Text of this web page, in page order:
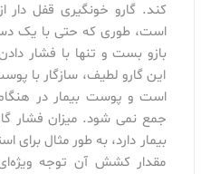
کند. گارو خونگیری قفل
است، طوری که حتی با یک
بازو بست و تنها با فشار
این گارو لطیف، سازگار با
است و پوست بیمار در
جمع نمی شود. میزان فشار
بیمار دارد، به طور مثال برای
مقدار کشش آن توجه